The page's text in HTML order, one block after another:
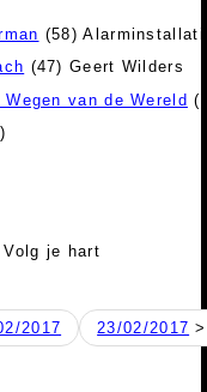
(58)
(47) Geert Wilders
van de Wereld
Volg je hart
2017 23/02/2017